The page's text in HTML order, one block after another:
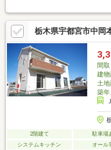
約14帖のロフト付き♪■充実の周
334ｍ(徒歩約5分)・セブン-イレ
約1分)・奈坪ニュータウン第二
ローン相談実施中◆～住宅ローン
して住宅購入できるよう、最後
お悩みにもお応えいたします！
さい♪
栃木県宇都宮市中岡
間取
建
土
築年
2階建て 駐車場
システムキッチン
オール